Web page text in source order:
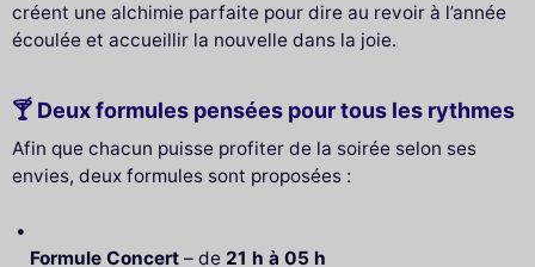
créent une alchimie parfaite pour dire au revoir à l’année
écoulée et accueillir la nouvelle dans la joie.
🍸 Deux formules pensées pour tous les rythmes
Afin que chacun puisse profiter de la soirée selon ses
envies, deux formules sont proposées :
Formule Concert – de 21 h à 05 h